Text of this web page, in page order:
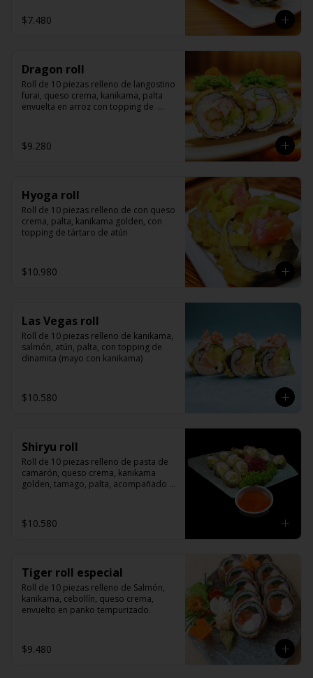
$7.480
Dragon roll
Roll de 10 piezas relleno de langostino
furai, queso crema, kanikama, palta
envuelta en arroz con topping de
$9.280
Hyoga roll
Roll de 10 piezas relleno de con queso
crema, palta, kanikama golden, con
topping de tártaro de atún
$10.980
Las Vegas roll
Roll de 10 piezas relleno de kanikama,
salmón, atún, palta, con topping de
dinamita (mayo con kanikama)
$10.580
Shiryu roll
Roll de 10 piezas relleno de pasta de
camarón, queso crema, kanikama
golden, tamago, palta, acompañado
$10.580
Tiger roll especial
Roll de 10 piezas relleno de Salmón,
kanikama, cebollín, queso crema,
envuelto en panko tempurizado.
$9.480